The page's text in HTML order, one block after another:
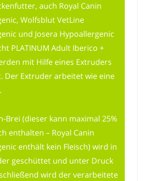
auch Royal Canin
Wolfsblut VetLine
und Josera Hypoallergenic
PLATINUM Adult Iberico +
mit Hilfe eines Extruders
Der Extruder arbeitet wie eine
Brei (dieser kann maximal 25%
enthalten – Royal Canin
enthält kein Fleisch) wird in
geschüttet und unter Druck
wird der verarbeitete